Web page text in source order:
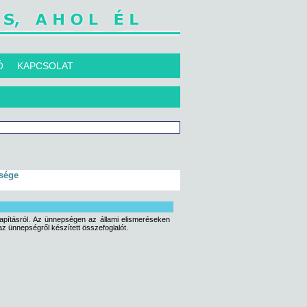
KAPCSOLAT
Az ünnepségen az állami elismeréseken
ünnepségről készített összefoglalót.